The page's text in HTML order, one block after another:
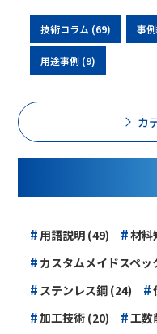
技術コラム (69) 事
用途事例 (9)
カ
#用語説明 (49) #材料
# カスタムメイドスペッ
# ステンレス鋼 (24) #
#加工技術 (20) #工数